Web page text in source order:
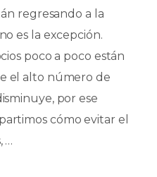
regresando a la
es la excepción.
poco a poco están
el alto número de
por ese
cómo evitar el
…